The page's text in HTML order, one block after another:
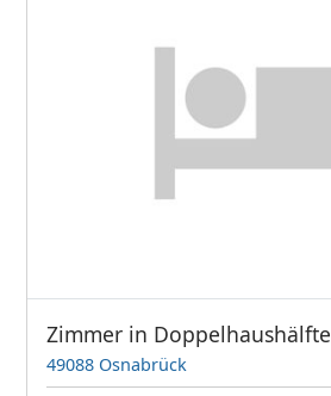
Zimmer in Doppelhaushälfte
49088 Osnabrück